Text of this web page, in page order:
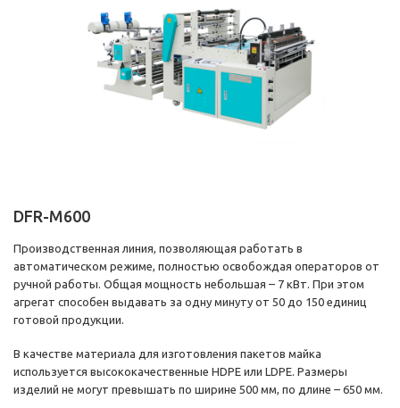
DFR-M600
Производственная линия, позволяющая работать в
автоматическом режиме, полностью освобождая операторов от
ручной работы. Общая мощность небольшая – 7 кВт. При этом
агрегат способен выдавать за одну минуту от 50 до 150 единиц
готовой продукции.
В качестве материала для изготовления пакетов майка
используется высококачественные HDPE или LDPE. Размеры
изделий не могут превышать по ширине 500 мм, по длине – 650 мм.